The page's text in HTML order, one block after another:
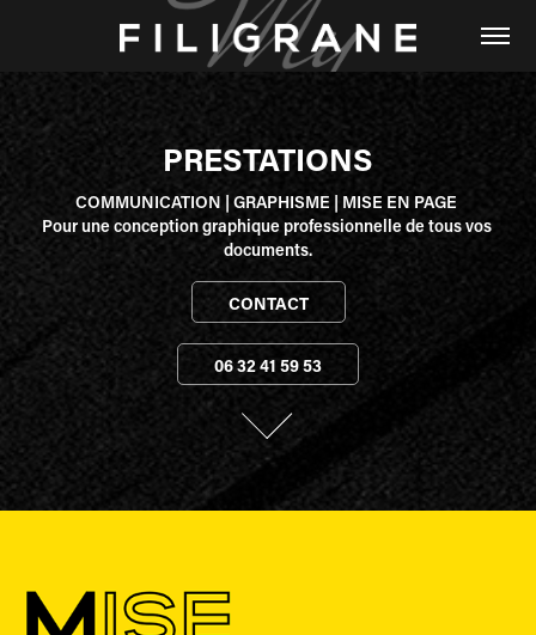
PRESTATIONS
COMMUNICATION | GRAPHISME | MISE EN PAGE
Pour une conception graphique professionnelle de tous vos
documents.
CONTACT
06 32 41 59 53